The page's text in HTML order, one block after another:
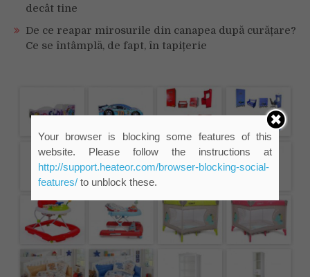
decât tine
De ce reapar mirosurile din canapea după curățare?
Ce se întâmplă, de fapt, în tapițerie
Your browser is blocking some features of this
website. Please follow the instructions at
http://support.heateor.com/browser-blocking-social-
features/to unblock these.